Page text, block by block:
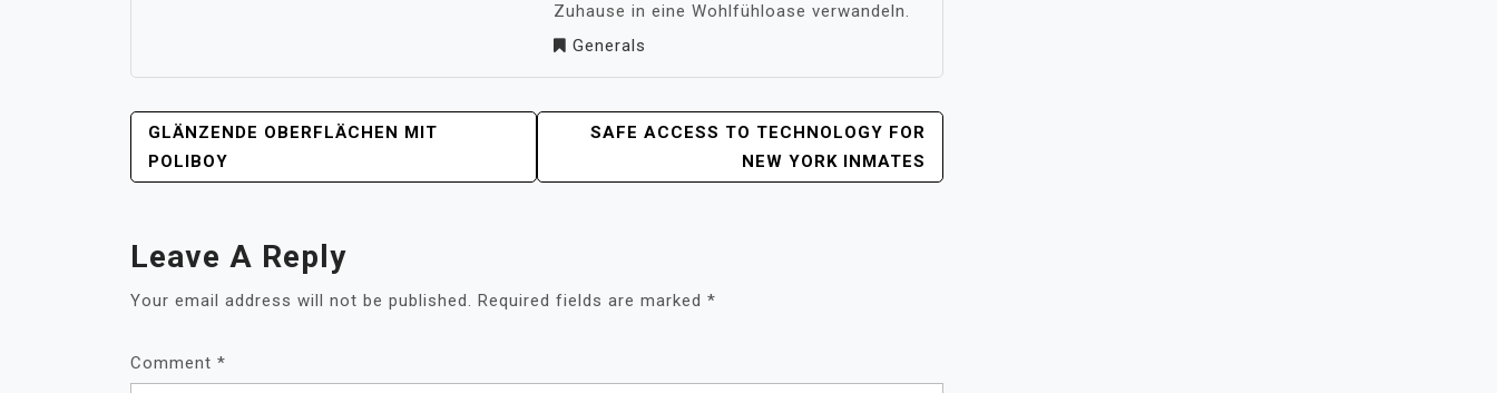
Zuhause in eine Wohlfühloase verwandeln.
Generals
POST
NAVIGATION
GLÄNZENDE OBERFLÄCHEN MIT
POLIBOY
SAFE ACCESS TO TECHNOLOGY FOR
NEW YORK INMATES
Leave A Reply
Your email address will not be published. Required fields are marked *
Comment *